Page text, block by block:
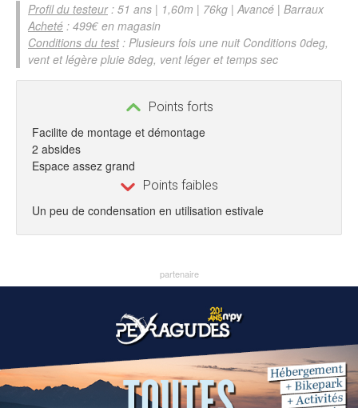
Profil du testeur: 51 ans | 1,60m | 76kg | Avancé | Barraux
Acheté : 499€ en magasin
Conditions du test: Plusieurs fois une nuit Conditions 0deg,
vent et légère pluie 8deg, vent léger et temps sec
Points forts
Facilite de montage et démontage
2 absides
Espace assez grand
Points faibles
Un peu de condensation en utilisation estivale